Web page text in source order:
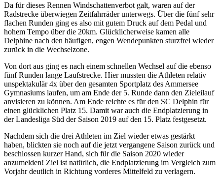
Da für dieses Rennen Windschattenverbot galt, waren auf der
Radstrecke überwiegen Zeitfahrräder unterwegs. Über die fünf sehr
flachen Runden ging es also mit gutem Druck auf dem Pedal und
hohem Tempo über die 20km. Glücklicherweise kamen alle
Delphine nach den häufigen, engen Wendepunkten sturzfrei wieder
zurück in die Wechselzone.
Von dort aus ging es nach einem schnellen Wechsel auf die ebenso
fünf Runden lange Laufstrecke. Hier mussten die Athleten relativ
unspektakulär 4x über den gesamten Sportplatz des Ammersee
Gymnasiums laufen, um am Ende der 5. Runde dann den Zieleilauf
anvisieren zu können. Am Ende reichte es für den SC Delphin für
einen glücklichen Platz 15. Damit war auch die Endplatzierung in
der Landesliga Süd der Saison 2019 auf den 15. Platz festgesetzt.
Nachdem sich die drei Athleten im Ziel wieder etwas gestärkt
haben, blickten sie noch auf die jetzt vergangene Saison zurück und
beschlossen kurzer Hand, sich für die Saison 2020 wieder
anzumelden! Ziel ist natürlich, die Endplatzierung im Vergleich zum
Vorjahr deutlich in Richtung vorderes Mittelfeld zu verlagern.